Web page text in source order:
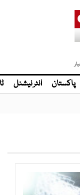
پاکستان انٹر نیشنل